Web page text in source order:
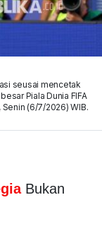
seusai mencetak
Piala Dunia FIFA
(6/7/2026) WIB.
Bukan